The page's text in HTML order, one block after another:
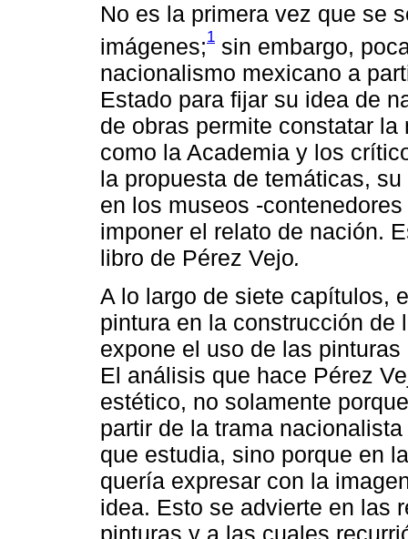
No es la primera vez que se
imágenes;1 sin embargo,
nacionalismo mexicano a
Estado para fijar su idea de
de obras permite constatar
como la Academia y los
la propuesta de temáticas,
en los museos -
imponer el relato de nación.
libro de Pérez Vejo.
A lo largo de siete capítulos,
pintura en la construcción de
expone el uso de las
El análisis que hace Pérez
estético, no solamente
partir de la trama
que estudia, sino porque en
quería expresar con la
idea. Esto se advierte en las
pinturas y a las cuales